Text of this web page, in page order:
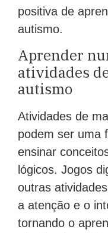
positiva de
autismo.
Aprender
atividades
autismo
Atividades de
podem ser uma
ensinar
lógicos. Jogos
outras
a atenção e o
tornando o